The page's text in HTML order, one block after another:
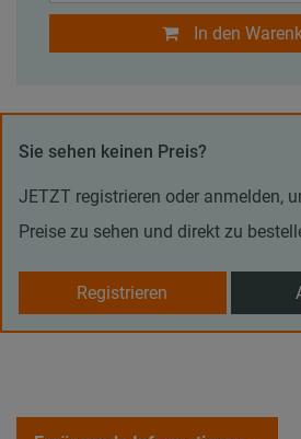
In den
Sie sehen keinen Preis?
JETZT registrieren oder anmelden,
Preise zu sehen und direkt zu
Registrieren